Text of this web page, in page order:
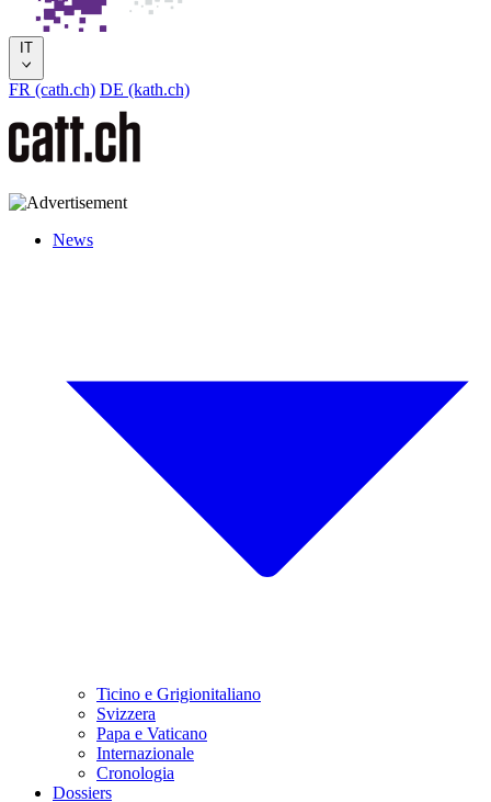
IT
FR (cath.ch) DE (kath.ch)
News
Ticino e Grigionitaliano
Svizzera
Papa e Vaticano
Internazionale
Cronologia
Dossiers